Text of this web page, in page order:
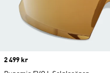
Price
2 499 kr